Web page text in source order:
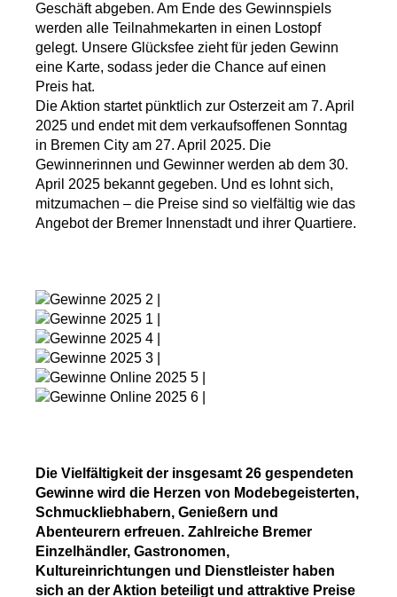
Geschäft abgeben. Am Ende des Gewinnspiels
werden alle Teilnahmekarten in einen Lostopf
gelegt. Unsere Glücksfee zieht für jeden Gewinn
eine Karte, sodass jeder die Chance auf einen
Preis hat.
Die Aktion startet pünktlich zur Osterzeit am 7. April
2025 und endet mit dem verkaufsoffenen Sonntag
in Bremen City am 27. April 2025. Die
Gewinnerinnen und Gewinner werden ab dem 30.
April 2025 bekannt gegeben. Und es lohnt sich,
mitzumachen – die Preise sind so vielfältig wie das
Angebot der Bremer Innenstadt und ihrer Quartiere.
Die Vielfältigkeit der insgesamt 26 gespendeten
Gewinne wird die Herzen von Modebegeisterten,
Schmuckliebhabern, Genießern und
Abenteurern erfreuen. Zahlreiche Bremer
Einzelhändler, Gastronomen,
Kultureinrichtungen und Dienstleister haben
sich an der Aktion beteiligt und attraktive Preise